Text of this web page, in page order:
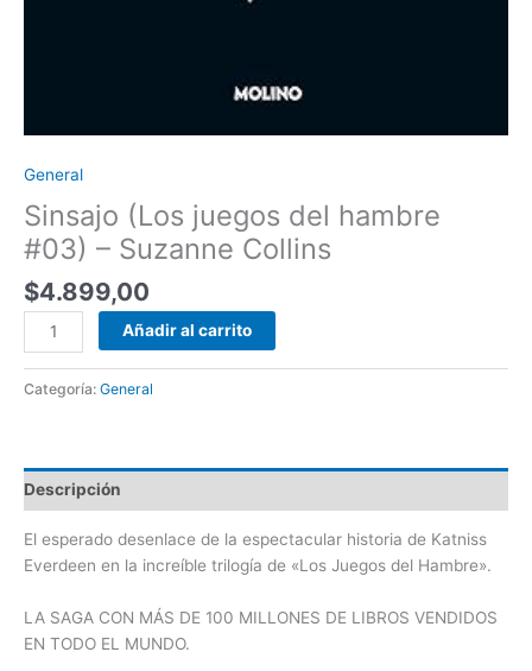
General
Sinsajo (Los juegos del hambre
#03) – Suzanne Collins
$4.899,00
Añadir al carrito
Categoría: General
Descripción
El esperado desenlace de la espectacular historia de Katniss
Everdeen en la increíble trilogía de «Los Juegos del Hambre».
LA SAGA CON MÁS DE 100 MILLONES DE LIBROS VENDIDOS
EN TODO EL MUNDO.